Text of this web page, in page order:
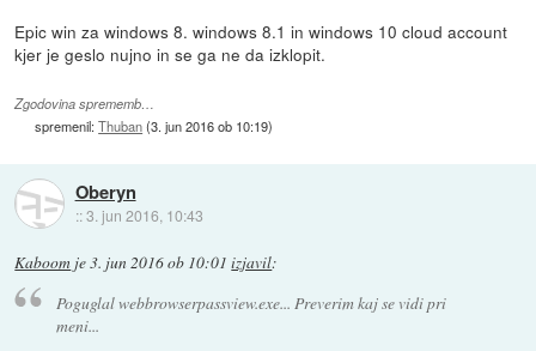
Epic win za windows 8. windows 8.1 in windows 10 cloud account
kjer je geslo nujno in se ga ne da izklopit.
Zgodovina sprememb…
spremenil:Thuban(3. jun 2016 ob 10:19)
Oberyn
::3. jun 2016, 10:43
Kaboom je3. jun 2016 ob 10:01 izjavil:
Poguglal webbrowserpassview.exe... Preverim kaj se vidi pri
meni...